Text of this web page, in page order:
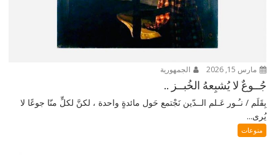
مارس 15, 2026 الجمهورية
جُــوعٌ لا يُشبِعهُ الخُبــز ..
بِقَلَم / نـُـور عَـلم الــدّين نَجْتمع حَول مائدةٍ واحدة ، لكنَّ لكلٍّ منّا جوعًا لا
يُرى...
منوعات